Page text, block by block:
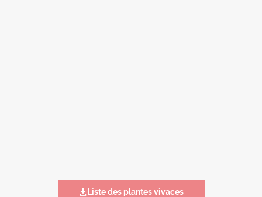
Liste des plantes vivaces